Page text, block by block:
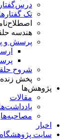
تک
هندسه
پرسش و
شروح
پخش زنده
پژوهش‌ها
مقالات
مصاحبه‌ها
اخبار
سایت پژوهشگاه